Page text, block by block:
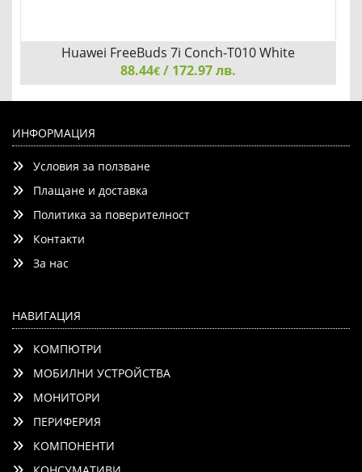
Huawei FreeBuds 7i Conch-T010 White
88.44€ / 172.97 лв.
ИНФОРМАЦИЯ
Условия за ползване
Плащане и доставка
Политика за поверителност
Контакти
За нас
НАВИГАЦИЯ
КОМПЮТРИ
МОБИЛНИ УСТРОЙСТВА
МОНИТОРИ
ПЕРИФЕРИЯ
КОМПОНЕНТИ